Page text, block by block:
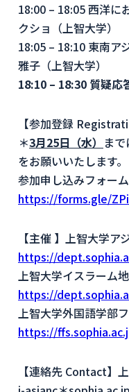
18:00 – 18:05 西洋
クショ（上智大学）
18:05 – 18:10 東南
雅子（上智大学）
18:10 – 18:30 質疑応
【参加登録
＊3月25日（水） ま
をお願いいたします。
参加申し込みフォーム
https://forms.gle/
【主催 】上智大学
https://
上智大学イスラーム
https://
上智大学外国語学部
https://
【連絡先 Contact】